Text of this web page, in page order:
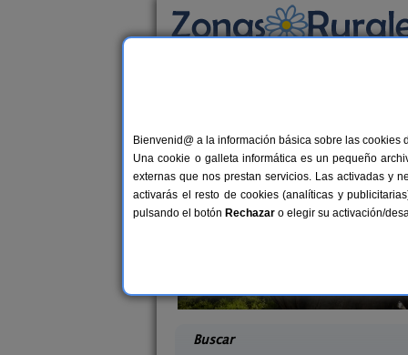
Casas Rurales cerca
15 €
Buscar
Bienvenid@ a la información básica sobre las
Una cookie o galleta informática es un pequeño
externas que nos prestan servicios. Las activadas y
activarás el resto de cookies (analíticas y
pulsando el botón Rechazar o elegir su activación/